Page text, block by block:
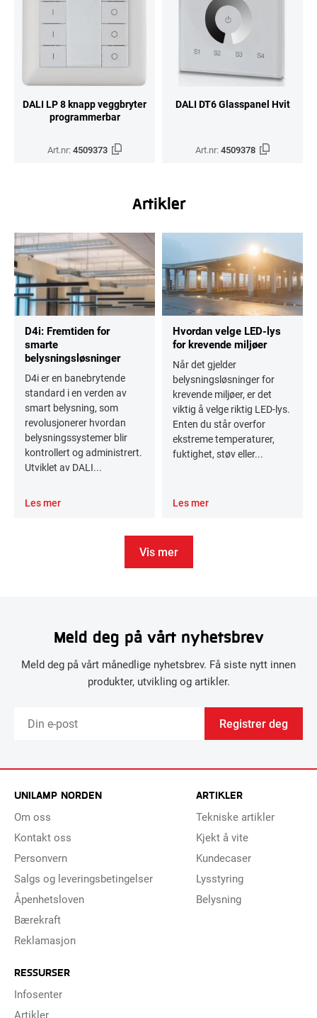
DALI LP 8 knapp veggbryter
programmerbar
Art.nr:4509373
DALI DT6 Glasspanel Hvit
Art.nr:4509378
Artikler
D4i: Fremtiden for
smarte
belysningsløsninger
D4i er en banebrytende
standard i en verden av
smart belysning, som
revolusjonerer hvordan
belysningssystemer blir
kontrollert og administrert.
Utviklet av DALI...
Les mer
Hvordan velge LED-lys
for krevende miljøer
Når det gjelder
belysningsløsninger for
krevende miljøer, er det
viktig å velge riktig LED-lys.
Enten du står overfor
ekstreme temperaturer,
fuktighet, støv eller...
Les mer
Vis mer
Meld deg på vårt nyhetsbrev
Meld deg på vårt månedlige nyhetsbrev. Få siste nytt innen
produkter, utvikling og artikler.
Registrer deg
UNILAMP NORDEN
Om oss
Kontakt oss
Personvern
Salgs og leveringsbetingelser
Åpenhetsloven
Bærekraft
Reklamasjon
ARTIKLER
Tekniske artikler
Kjekt å vite
Kundecaser
Lysstyring
Belysning
RESSURSER
Infosenter
Artikler